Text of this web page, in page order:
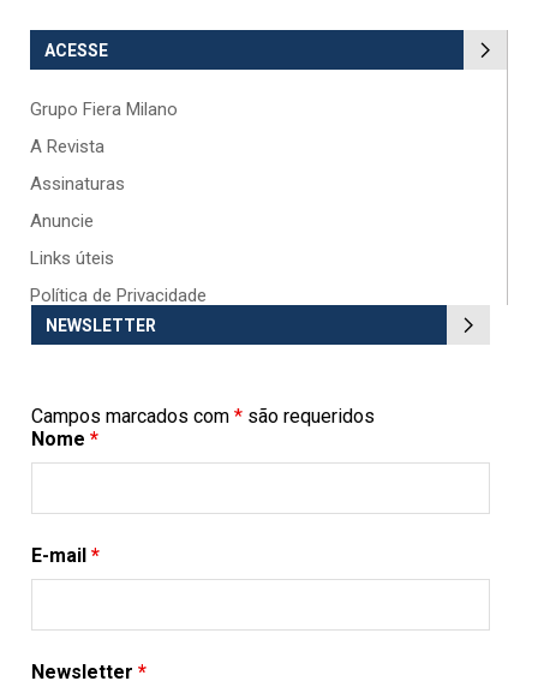
ACESSE
Grupo Fiera Milano
A Revista
Assinaturas
Anuncie
Links úteis
Política de Privacidade
NEWSLETTER
Campos marcados com * são requeridos
Nome *
E-mail *
Newsletter *